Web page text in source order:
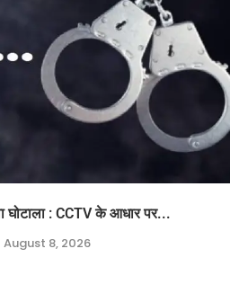
घोटाला : CCTV के आधार पर...
August 8, 2026